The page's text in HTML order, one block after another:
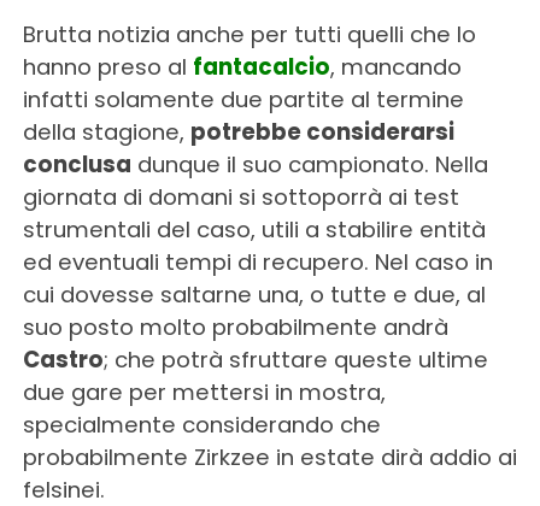
Brutta notizia anche per tutti quelli che lo
hanno preso al fantacalcio, mancando
infatti solamente due partite al termine
della stagione, potrebbe considerarsi
conclusa dunque il suo campionato. Nella
giornata di domani si sottoporrà ai test
strumentali del caso, utili a stabilire entità
ed eventuali tempi di recupero. Nel caso in
cui dovesse saltarne una, o tutte e due, al
suo posto molto probabilmente andrà
Castro; che potrà sfruttare queste ultime
due gare per mettersi in mostra,
specialmente considerando che
probabilmente Zirkzee in estate dirà addio ai
felsinei.